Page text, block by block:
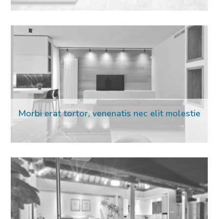
Morbi erat tortor, venenatis nec elit molestie